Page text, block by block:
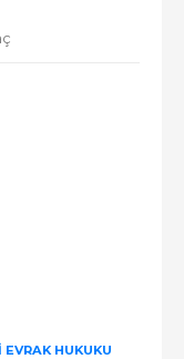
HUKUKU